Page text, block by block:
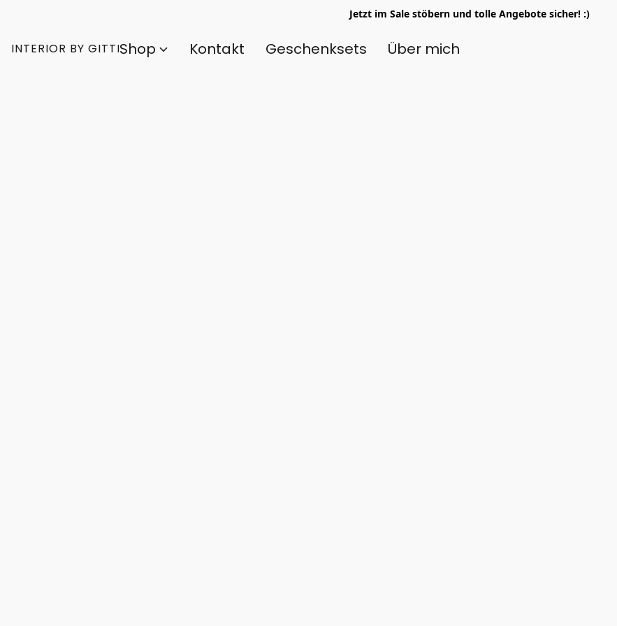
Jetzt im Sale stöbern und tolle Angebote sicher! :)
INTERIOR BY GITTIShop Kontakt Geschenksets Über mich